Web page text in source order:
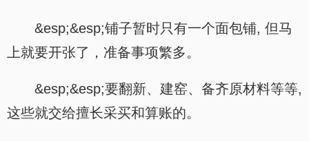
&esp;&esp;铺子暂时只有一个面包铺, 但马
上就要开张了，准备事项繁多。
&esp;&esp;要翻新、建窑、备齐原材料等等,
这些就交给擅长采买和算账的。